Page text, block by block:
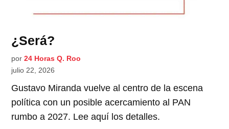
¿Será?
por 24 Horas Q. Roo
julio 22, 2026
Gustavo Miranda vuelve al centro de la escena
política con un posible acercamiento al PAN
rumbo a 2027. Lee aquí los detalles.